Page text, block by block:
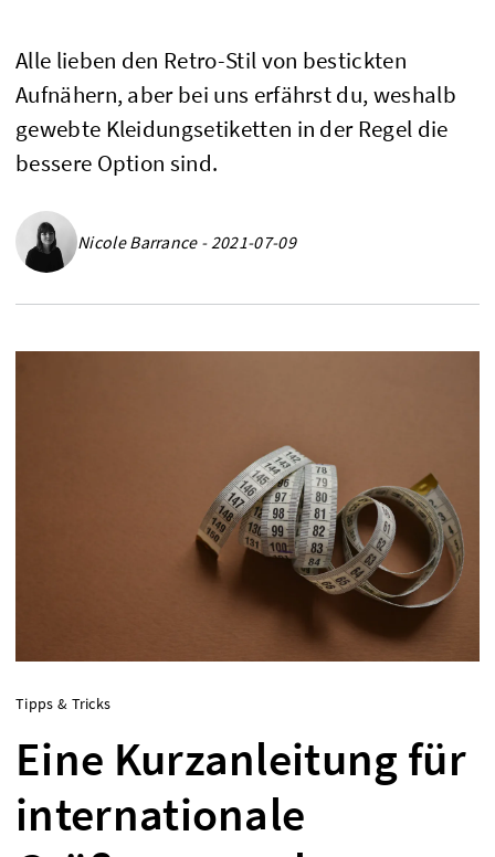
Alle lieben den Retro-Stil von bestickten
Aufnähern, aber bei uns erfährst du, weshalb
gewebte Kleidungsetiketten in der Regel die
bessere Option sind.
Nicole Barrance - 2021-07-09
Tipps & Tricks
Eine Kurzanleitung für
internationale